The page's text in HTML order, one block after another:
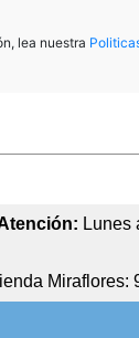
lea nuestra
Lunes
Miraflores: